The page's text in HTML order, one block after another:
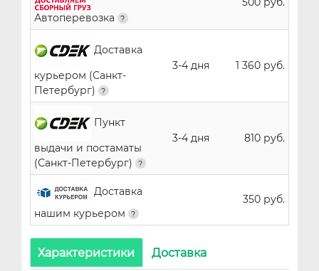
Автоперевозка
Доставка
курьером (Санкт-
Петербург)
3-4 дня 1 360 руб.
Пункт
выдачи и постаматы
(Санкт-Петербург)
3-4 дня 810 руб.
Доставка
нашим курьером
350 руб.
Характеристики Доставка